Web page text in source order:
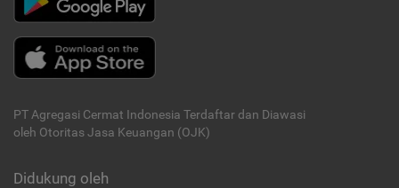
PT Agregasi Cermat Indonesia Terdaftar dan Diawasi
oleh Otoritas Jasa Keuangan (OJK)
Didukung oleh